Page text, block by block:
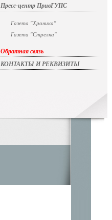
Пресс-центр ПривГУПС
Газета "Хроника"
Газета "Стрелка"
Обратная связь
КОНТАКТЫ И РЕКВИЗИТЫ